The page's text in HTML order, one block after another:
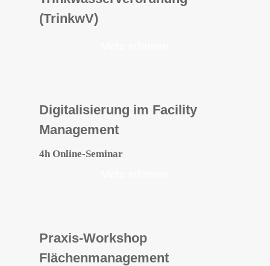
(TrinkwV)
Digitalisierung im Facility
Management
4h Online-Seminar
Praxis-Workshop
Flächenmanagement